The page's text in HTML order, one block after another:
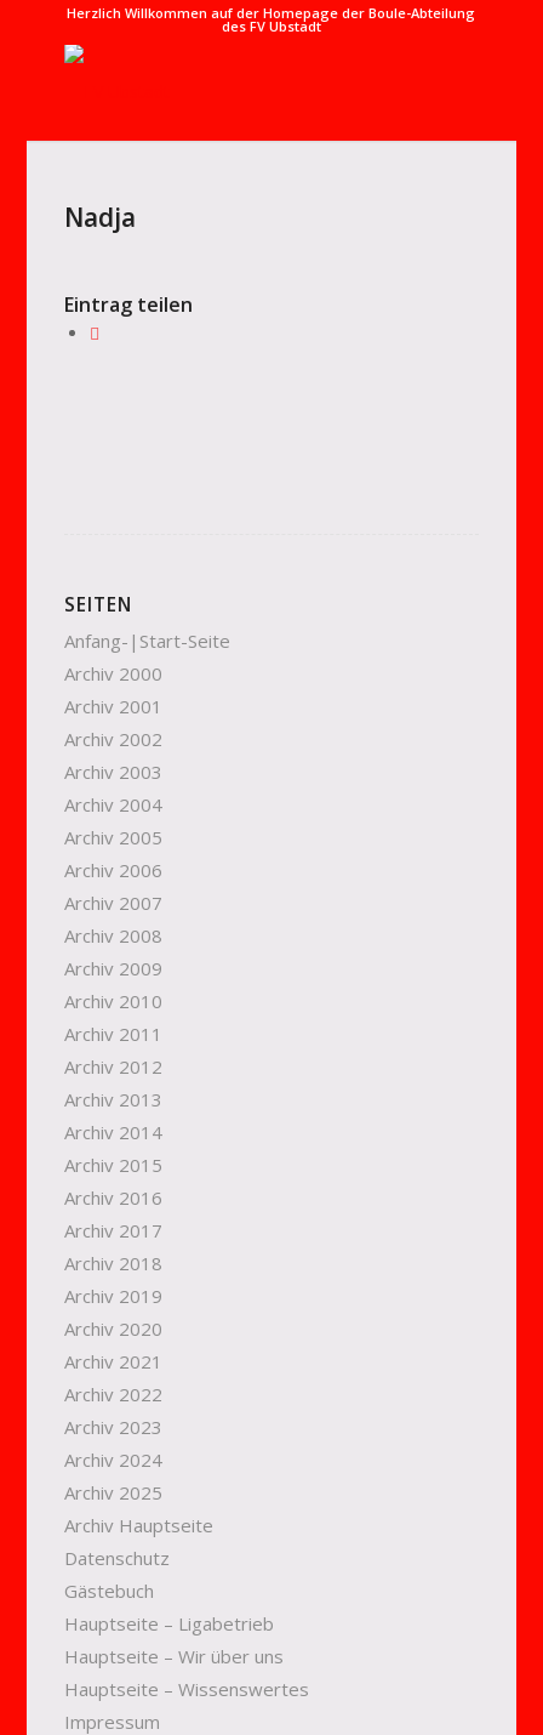
Herzlich Willkommen auf der Homepage der Boule-Abteilung
des FV Ubstadt
Nadja
Eintrag teilen
SEITEN
Anfang-|Start-Seite
Archiv 2000
Archiv 2001
Archiv 2002
Archiv 2003
Archiv 2004
Archiv 2005
Archiv 2006
Archiv 2007
Archiv 2008
Archiv 2009
Archiv 2010
Archiv 2011
Archiv 2012
Archiv 2013
Archiv 2014
Archiv 2015
Archiv 2016
Archiv 2017
Archiv 2018
Archiv 2019
Archiv 2020
Archiv 2021
Archiv 2022
Archiv 2023
Archiv 2024
Archiv 2025
Archiv Hauptseite
Datenschutz
Gästebuch
Hauptseite – Ligabetrieb
Hauptseite – Wir über uns
Hauptseite – Wissenswertes
Impressum